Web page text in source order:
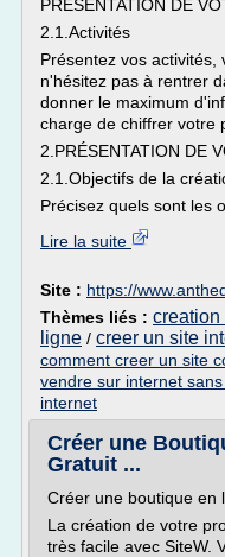
PRÉSENTATION DE
2.1.Activités
Présentez vos activités,
n'hésitez pas à rentrer
donner le maximum
charge de chiffrer votre
2.PRÉSENTATION DE
2.1.Objectifs de la
Précisez quels sont les
Lire la suite
Site : https://
Thèmes liés : creation
ligne / creer un site
comment creer un site
vendre sur internet
internet
Créer une
Gratuit ...
Créer une boutique en
La création de votre
très facile avec SiteW.